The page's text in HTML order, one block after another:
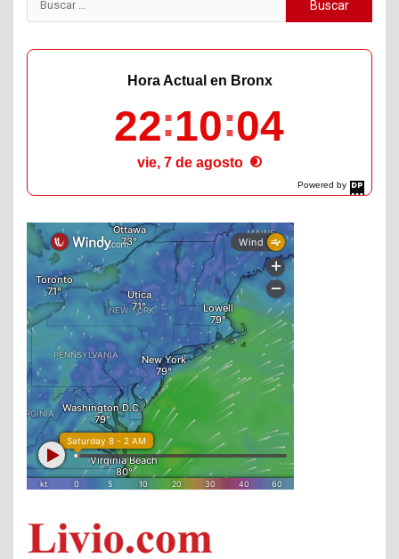
Powered by
DaysPedia.com
Hora Actual en Bronx
22 10 05
vie, 7 de agosto